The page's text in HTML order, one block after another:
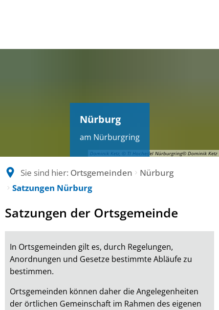
Dominik Ketz, © TI Hocheifel Nürburgring© Dominik Ketz
Nürburg
am Nürburgring
Sie sind hier: Ortsgemeinden
Nürburg
Satzungen Nürburg
Satzungen
Nürburg
Satzungen der Ortsgemeinde
In Ortsgemeinden gilt es, durch Regelungen,
Anordnungen und Gesetze bestimmte Abläufe zu
bestimmen.
Ortsgemeinden können daher die Angelegenheiten
der örtlichen Gemeinschaft im Rahmen des eigenen